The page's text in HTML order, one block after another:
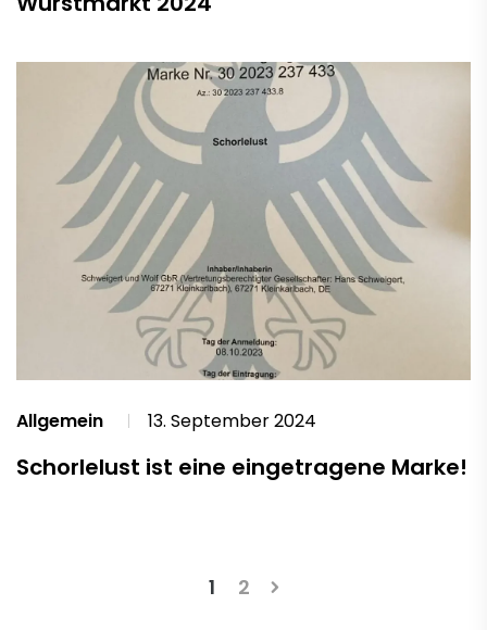
Allgemein 13. September 2024
Schorlelust ist eine eingetragene Marke!
1 2